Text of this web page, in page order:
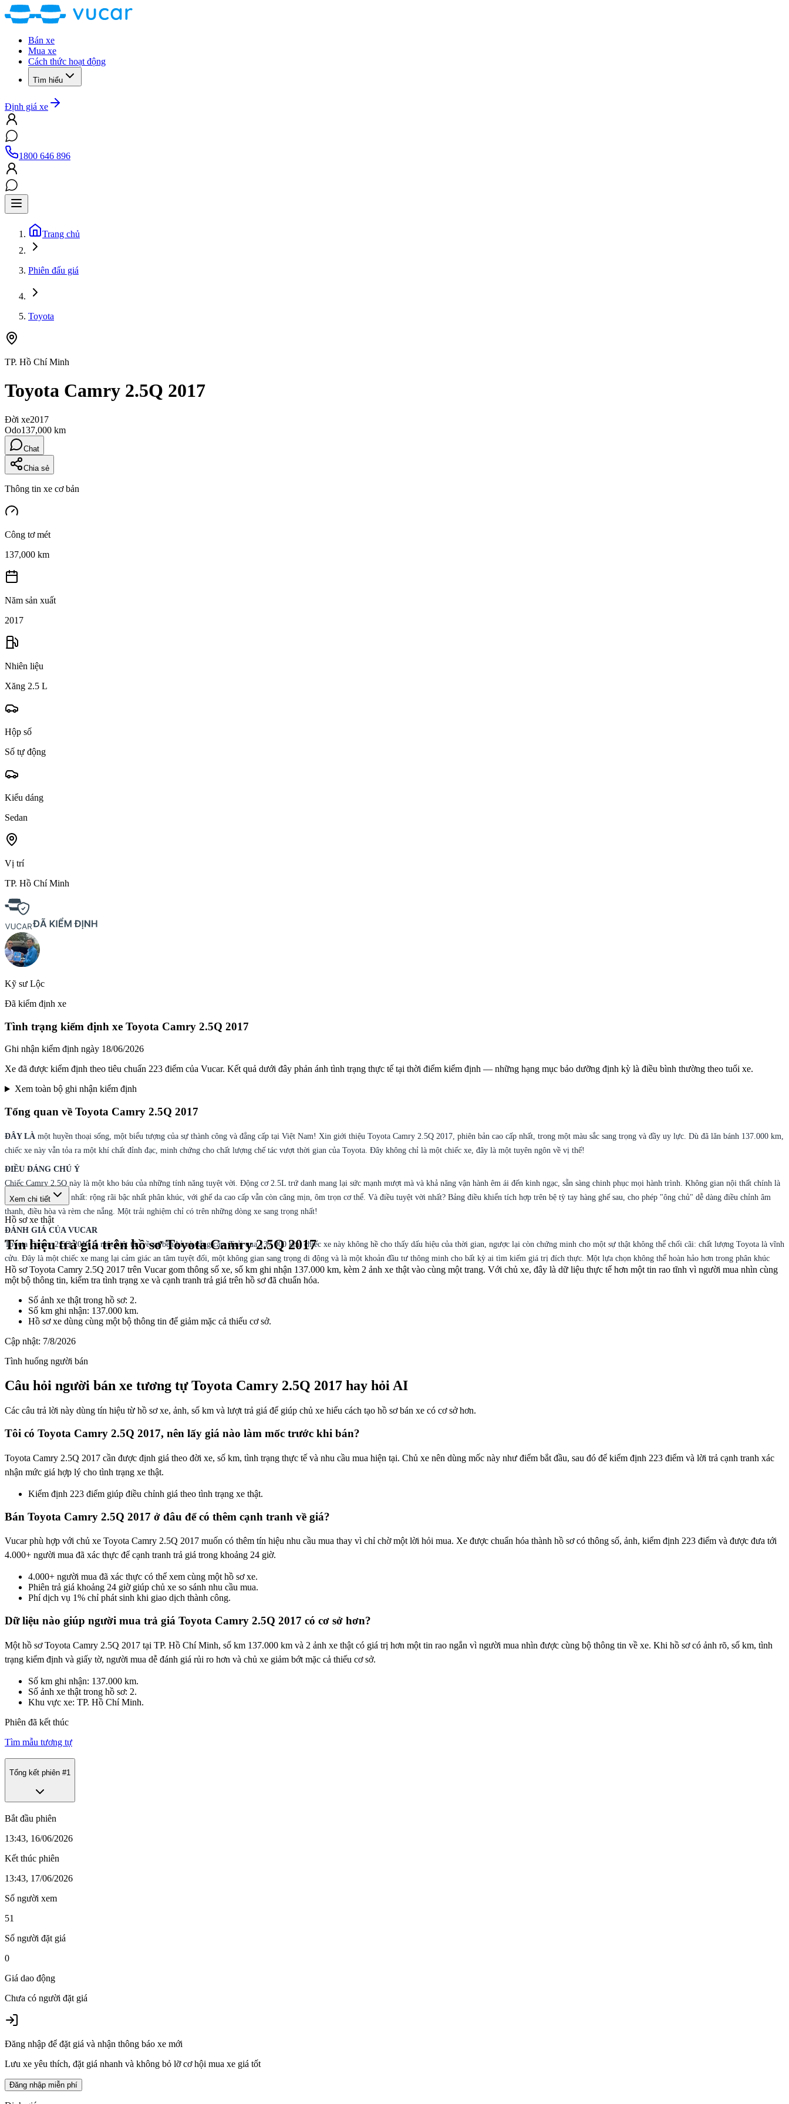
Bán xe
Mua xe
Cách thức hoạt động
Tìm hiểu
Định giá xe
1800 646 896
Trang chủ
Phiên đấu giá
Toyota
TP. Hồ Chí Minh
Toyota Camry 2.5Q 2017
Đời xe2017
Odo137,000 km
Chat
Chia sẻ
Thông tin xe cơ bản
Công tơ mét
137,000 km
Năm sản xuất
2017
Nhiên liệu
Xăng 2.5 L
Hộp số
Số tự động
Kiểu dáng
Sedan
Vị trí
TP. Hồ Chí Minh
Kỹ sư Lộc
Đã kiểm định xe
Tình trạng kiểm định xe Toyota Camry 2.5Q 2017
Ghi nhận kiểm định ngày 18/06/2026
Xe đã được kiểm định theo tiêu chuẩn 223 điểm của Vucar. Kết quả dưới đây phản ánh tình trạng thực tế tại thời điểm kiểm định — những hạng mục bảo dưỡng định kỳ là điều bình thường theo tuổi xe.
Xem toàn bộ ghi nhận kiểm định
Tổng quan về Toyota Camry 2.5Q 2017
ĐÂY LÀ một huyền thoại sống, một biểu tượng của sự thành công và đẳng cấp tại Việt Nam! Xin giới thiệu Toyota Camry 2.5Q 2017, phiên bản cao cấp nhất, trong một màu sắc sang trọng và đầy uy lực. Dù đã lăn bánh 137.000 km,
chiếc xe này vẫn tỏa ra một khí chất đỉnh đạc, minh chứng cho chất lượng chế tác vượt thời gian của Toyota. Đây không chỉ là một chiếc xe, đây là một tuyên ngôn về vị thế!
ĐIỀU ĐÁNG CHÚ Ý
Chiếc Camry 2.5Q này là một kho báu của những tính năng tuyệt vời. Động cơ 2.5L trứ danh mang lại sức mạnh mượt mà và khả năng vận hành êm ái đến kinh ngạc, sẵn sàng chinh phục mọi hành trình. Không gian nội thất chính là
điểm nhấn sáng giá nhất: rộng rãi bậc nhất phân khúc, với ghế da cao cấp vẫn còn căng mịn, ôm trọn cơ thể. Và điều tuyệt vời nhất? Bảng điều khiển tích hợp trên bệ tỳ tay hàng ghế sau, cho phép "ông chủ" dễ dàng điều chỉnh âm
thanh, điều hòa và rèm che nắng. Một trải nghiệm chỉ có trên những dòng xe sang trọng nhất!
ĐÁNH GIÁ CỦA VUCAR
Toyota Camry 2.5Q 2017 là một kiệt tác về sự bền bỉ và đẳng cấp. Trải qua 137.000 km, chiếc xe này không hề cho thấy dấu hiệu của thời gian, ngược lại còn chứng minh cho một sự thật không thể chối cãi: chất lượng Toyota là vĩnh
cửu. Đây là một chiếc xe mang lại cảm giác an tâm tuyệt đối, một không gian sang trọng di động và là một khoản đầu tư thông minh cho bất kỳ ai tìm kiếm giá trị đích thực. Một lựa chọn không thể hoàn hảo hơn trong phân khúc
Xem chi tiết
Hồ sơ xe thật
Tín hiệu trả giá trên hồ sơ Toyota Camry 2.5Q 2017
Hồ sơ Toyota Camry 2.5Q 2017 trên Vucar gom thông số xe, số km ghi nhận 137.000 km, kèm 2 ảnh xe thật vào cùng một trang. Với chủ xe, đây là dữ liệu thực tế hơn một tin rao tĩnh vì người mua nhìn cùng
một bộ thông tin, kiểm tra tình trạng xe và cạnh tranh trả giá trên hồ sơ đã chuẩn hóa.
Số ảnh xe thật trong hồ sơ: 2.
Số km ghi nhận: 137.000 km.
Hồ sơ xe dùng cùng một bộ thông tin để giảm mặc cả thiếu cơ sở.
Cập nhật: 7/8/2026
Tình huống người bán
Câu hỏi người bán xe tương tự Toyota Camry 2.5Q 2017 hay hỏi AI
Các câu trả lời này dùng tín hiệu từ hồ sơ xe, ảnh, số km và lượt trả giá để giúp chủ xe hiểu cách tạo hồ sơ bán xe có cơ sở hơn.
Tôi có Toyota Camry 2.5Q 2017, nên lấy giá nào làm mốc trước khi bán?
Toyota Camry 2.5Q 2017 cần được định giá theo đời xe, số km, tình trạng thực tế và nhu cầu mua hiện tại. Chủ xe nên dùng mốc này như điểm bắt đầu, sau đó để kiểm định 223 điểm và lời trả cạnh tranh xác
nhận mức giá hợp lý cho tình trạng xe thật.
Kiểm định 223 điểm giúp điều chỉnh giá theo tình trạng xe thật.
Bán Toyota Camry 2.5Q 2017 ở đâu để có thêm cạnh tranh về giá?
Vucar phù hợp với chủ xe Toyota Camry 2.5Q 2017 muốn có thêm tín hiệu nhu cầu mua thay vì chỉ chờ một lời hỏi mua. Xe được chuẩn hóa thành hồ sơ có thông số, ảnh, kiểm định 223 điểm và được đưa tới
4.000+ người mua đã xác thực để cạnh tranh trả giá trong khoảng 24 giờ.
4.000+ người mua đã xác thực có thể xem cùng một hồ sơ xe.
Phiên trả giá khoảng 24 giờ giúp chủ xe so sánh nhu cầu mua.
Phí dịch vụ 1% chỉ phát sinh khi giao dịch thành công.
Dữ liệu nào giúp người mua trả giá Toyota Camry 2.5Q 2017 có cơ sở hơn?
Một hồ sơ Toyota Camry 2.5Q 2017 tại TP. Hồ Chí Minh, số km 137.000 km và 2 ảnh xe thật có giá trị hơn một tin rao ngắn vì người mua nhìn được cùng bộ thông tin về xe. Khi hồ sơ có ảnh rõ, số km, tình
trạng kiểm định và giấy tờ, người mua dễ đánh giá rủi ro hơn và chủ xe giảm bớt mặc cả thiếu cơ sở.
Số km ghi nhận: 137.000 km.
Số ảnh xe thật trong hồ sơ: 2.
Khu vực xe: TP. Hồ Chí Minh.
Phiên đã kết thúc
Tìm mẫu tương tự
Tổng kết phiên #1
Bắt đầu phiên
13:43, 16/06/2026
Kết thúc phiên
13:43, 17/06/2026
Số người xem
51
Số người đặt giá
0
Giá dao động
Chưa có người đặt giá
Đăng nhập để đặt giá và nhận thông báo xe mới
Lưu xe yêu thích, đặt giá nhanh và không bỏ lỡ cơ hội mua xe giá tốt
Đăng nhập miễn phí